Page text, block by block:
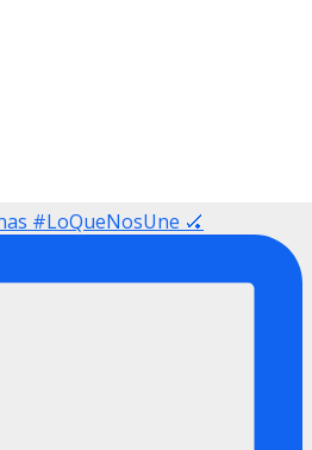
#LoQueNosUne 🏑